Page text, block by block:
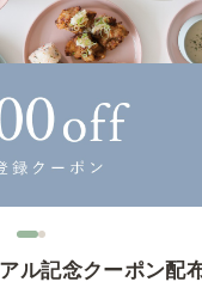
#18 「北欧インテ
おうちカフェ
2024年4月01日(月)
つけました。
ル記念クーポン配